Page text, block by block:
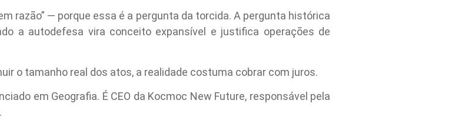
razão” — porque essa é a pergunta da torcida. A pergunta histórica
a autodefesa vira conceito expansível e justifica operações de
o tamanho real dos atos, a realidade costuma cobrar com juros.
em Geografia. É CEO da Kocmoc New Future, responsável pela